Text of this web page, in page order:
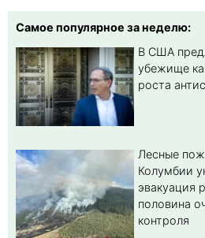
Самое популярное за неделю:
В США
убежище
роста
Лесные
Колумбии
эвакуация
половина
контроля